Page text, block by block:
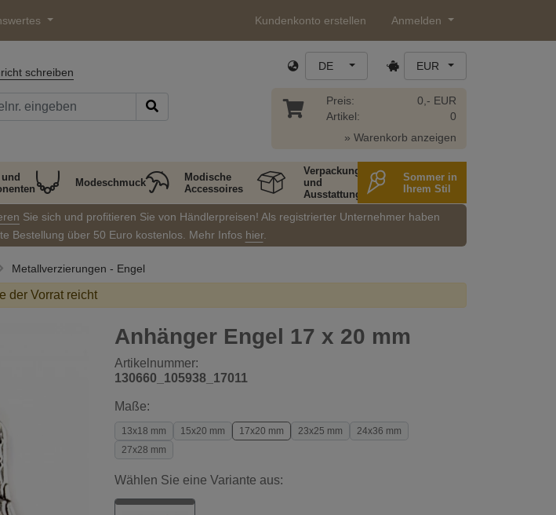
Kundenkonto erstellen Anmelden
schreiben DE EUR
Preis:
Artikel:
0,- EUR
0
» Warenkorb anzeigen
Modeschmuck
Modische
Accessoires
Verpackung
und
Ausstattung
Sommer in
Ihrem Stil
Sie sich und profitieren Sie von Händlerpreisen! Als registrierter Unternehmer haben
Bestellung über 50 Euro kostenlos. Mehr Infos hier.
Metallverzierungen - Engel
der Vorrat reicht
Anhänger Engel 17 x 20 mm
Artikelnummer:
130660_105938_17011
Maße:
13x18 mm 15x20 mm 17x20 mm 23x25 mm
24x36 mm
27x28 mm
Wählen Sie eine Variante aus: